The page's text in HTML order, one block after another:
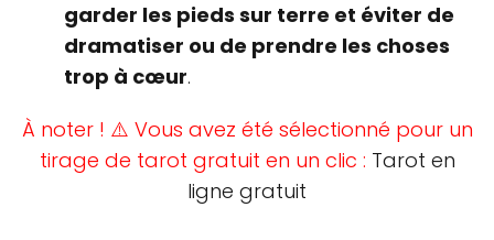
garder les pieds sur terre et éviter de
dramatiser ou de prendre les choses
trop à cœur.
À noter ! ⚠️ Vous avez été sélectionné pour un
tirage de tarot gratuit en un clic : Tarot en
ligne gratuit